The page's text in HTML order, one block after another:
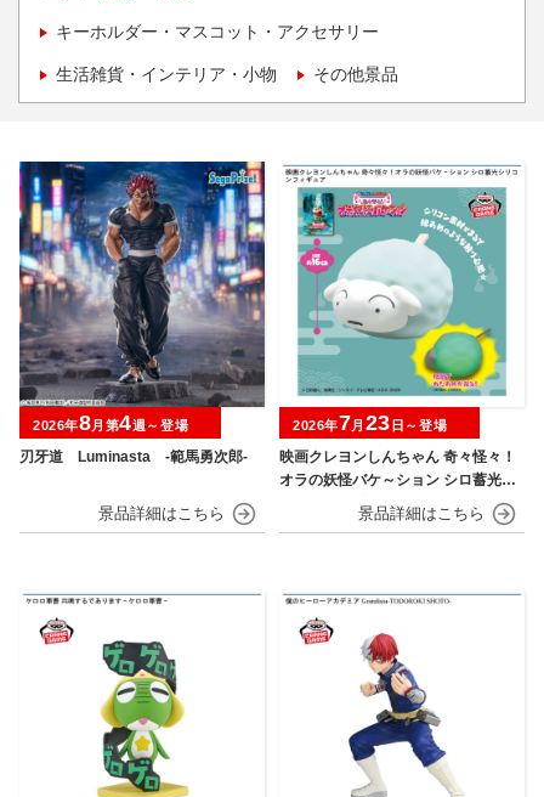
キーホルダー・マスコット・アクセサリー
生活雑貨・インテリア・小物 その他景品
刃牙道 Luminasta ‐範馬勇次郎‐
2026年8月第4週～登場
映画クレヨンしんちゃん 奇々怪々！
オラの妖怪バケ～ション シロ蓄光シ
リコンフィギュア
2026年7月 23 日～登場